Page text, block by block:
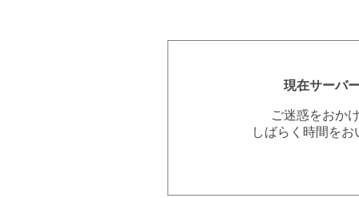
現在サーバ
ご迷惑をおか
しばらく時間を